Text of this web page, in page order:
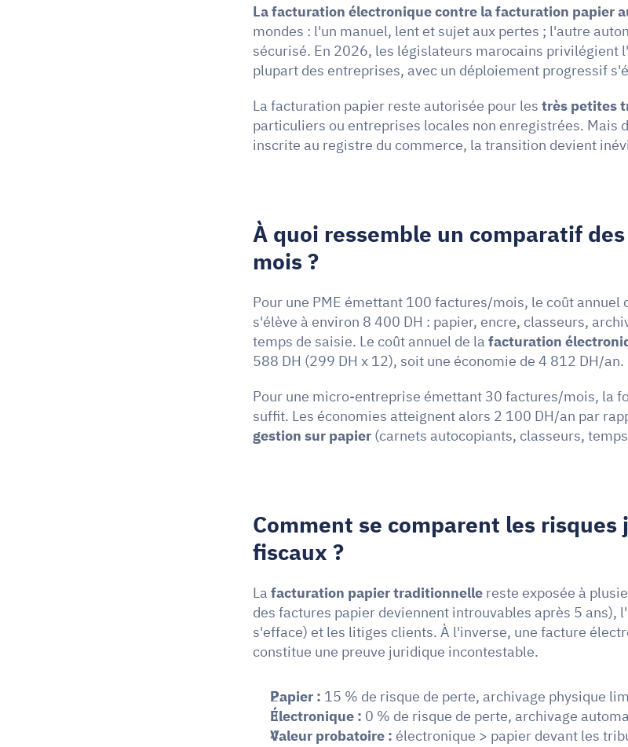
La facturation électronique contre la facturation papier
mondes : l'un manuel, lent et sujet aux pertes ; l'autre
sécurisé. En 2026, les législateurs marocains privilégient
plupart des entreprises, avec un déploiement progressif
La facturation papier reste autorisée pour les très petites
particuliers ou entreprises locales non enregistrées. Mais
inscrite au registre du commerce, la transition devient
À quoi ressemble un comparatif
mois ?
Pour une PME émettant 100 factures/mois, le coût annuel
s'élève à environ 8 400 DH : papier, encre, classeurs,
temps de saisie. Le coût annuel de la facturation
588 DH (299 DH x 12), soit une économie de 4 812 DH/an.
Pour une micro-entreprise émettant 30 factures/mois, la
gestion sur papier (carnets autocopiants, classeurs,
Comment se comparent les
fiscaux ?
La facturation papier traditionnelle reste exposée à
des factures papier deviennent introuvables après 5 ans),
s'efface) et les litiges clients. À l'inverse, une facture
constitue une preuve juridique incontestable.
Papier : 15 % de risque de perte, archivage physique
Électronique : 0 % de risque de perte, archivage
Valeur probatoire : électronique > papier devant les